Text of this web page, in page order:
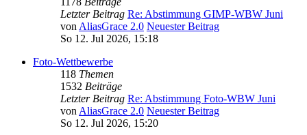
Letzter Beitrag Re: Abstimmung GIMP-WBW Juni
von AliasGrace 2.0 Neuester Beitrag
So 12. Jul 2026, 15:18
Foto-Wettbewerbe
118 Themen
1532 Beiträge
Letzter Beitrag Re: Abstimmung Foto-WBW Juni
von AliasGrace 2.0 Neuester Beitrag
So 12. Jul 2026, 15:20